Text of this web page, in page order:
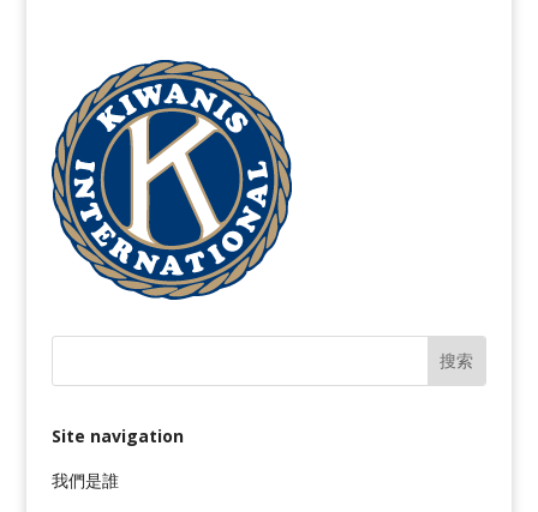
Site navigation
我們是誰